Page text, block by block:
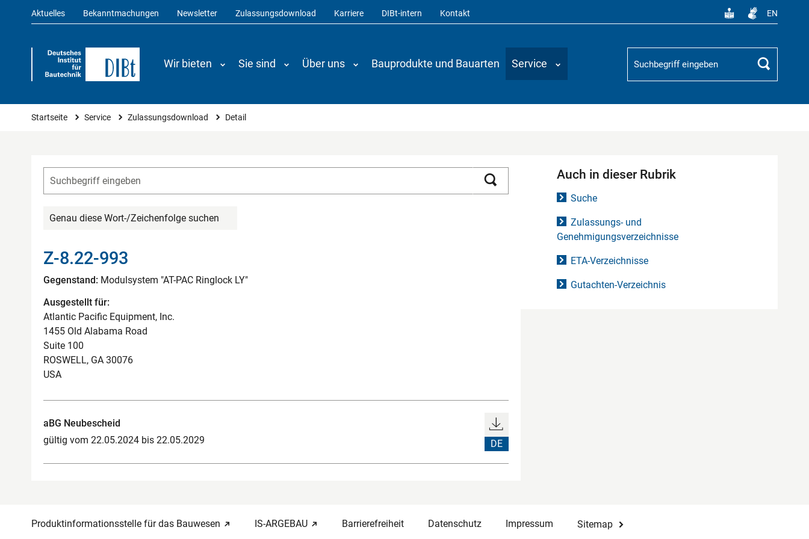
Aktuelles Bekanntmachungen Newsletter Zulassungsdownload Karriere DIBt-intern Kontakt EN
Wir bieten Sie sind Über uns Bauprodukte und Bauarten Service
Suchbegriff
Suchen
Sie sind hier
Startseite Service Zulassungsdownload Detail
Genau diese Wort-/Zeichenfolge suchen
Z-8.22-993
Gegenstand: Modulsystem "AT-PAC Ringlock LY"
Ausgestellt für:
Atlantic Pacific Equipment, Inc.
1455 Old Alabama Road
Suite 100
ROSWELL, GA 30076
USA
aBG Neubescheid
gültig vom 22.05.2024 bis 22.05.2029
DE
Auch in dieser Rubrik
Suche
Zulassungs- und
Genehmigungsverzeichnisse
ETA-Verzeichnisse
Gutachten-Verzeichnis
Produktinformationsstelle für das Bauwesen IS-ARGEBAU Barrierefreiheit Datenschutz Impressum Sitemap